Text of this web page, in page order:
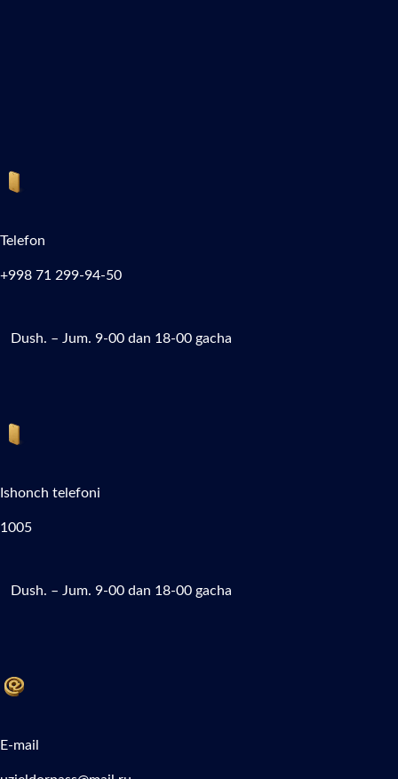
Telefon
+998 71 299-94-50
Dush. – Jum. 9-00 dan 18-00 gacha
Ishonch telefoni
1005
Dush. – Jum. 9-00 dan 18-00 gacha
E-mail